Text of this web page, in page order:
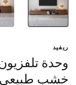
ريفيد
وحدة
خشب طبيعي